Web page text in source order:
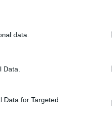
data.
Data for Targeted